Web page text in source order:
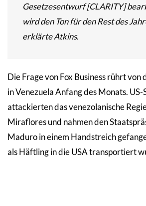
Gesetzesentwurf [CLARITY]
wird den Ton für den Rest des
erklärte Atkins.
Die Frage von Fox Business rührt
in Venezuela Anfang des Monats.
attackierten das venezolanische
Miraflores und nahmen den
Maduro in einem Handstreich
als Häftling in die USA transportiert